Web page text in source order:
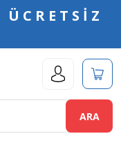
ÜCRETSİZ
ARA